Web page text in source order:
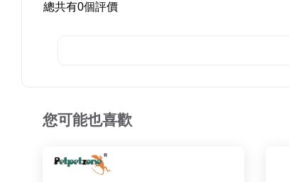
總共有0個評價
您可能也喜歡